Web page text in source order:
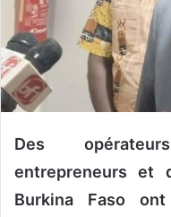
r
l
Des
entrepreneurs et
Burkina Faso